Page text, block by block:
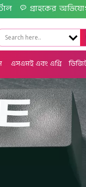
গ্রাহকের
এসএমই এবং এগ্রি